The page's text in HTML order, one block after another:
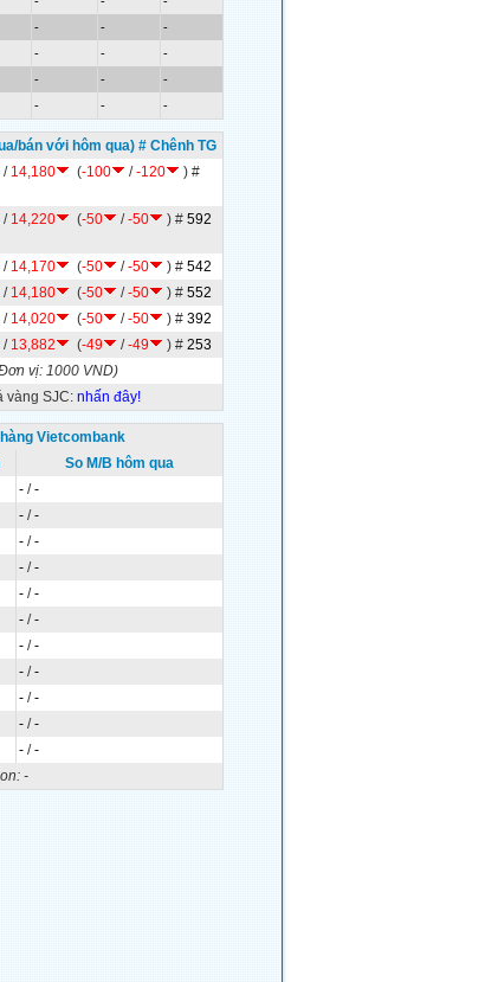
- -
-
- -
-
- -
-
- - -
bán với hôm qua) # Chênh TG
/ 14,180 (-100 /-120 ) #
/ 14,220 (-50 /-50 ) # 592
/ 14,170 (-50 /-50 ) # 542
/ 14,180 (-50 /-50 ) # 552
/ 14,020 (-50 /-50 ) # 392
/ 13,882 (-49 /-49 ) # 253
vị: 1000 VND)
vàng SJC: nhấn đây!
Vietcombank
So M/B hôm qua
- /-
- /-
- /-
- /-
- /-
- /-
- /-
- /-
- /-
- /-
- /-
-